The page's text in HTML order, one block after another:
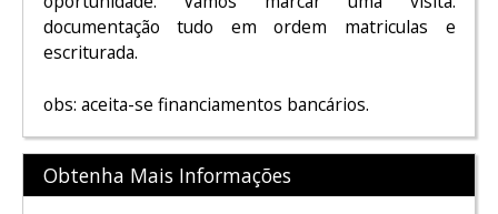
documentação tudo em ordem matriculas e
escriturada.
obs: aceita-se financiamentos bancários.
Obtenha Mais Informações